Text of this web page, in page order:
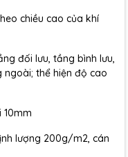
chiều cao của khí
đối lưu, tầng bình lưu,
thể hiện độ cao
10mm
lượng 200g/m2, cán